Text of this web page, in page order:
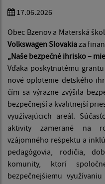
17.06.2026
Obec Bzenov a Materská
Volkswagen Slovakia za
„Naše bezpečné ihrisko –
Vďaka poskytnutému
nové oplotenie detského
čím sa výrazne zvýšila
bezpečnejší a kvalitnejší
využívajúcich areál.
aktivity zamerané na
vzájomného rešpektu a
pedagógovia, rodičia,
komunity, ktorí
bezpečnejšiemu